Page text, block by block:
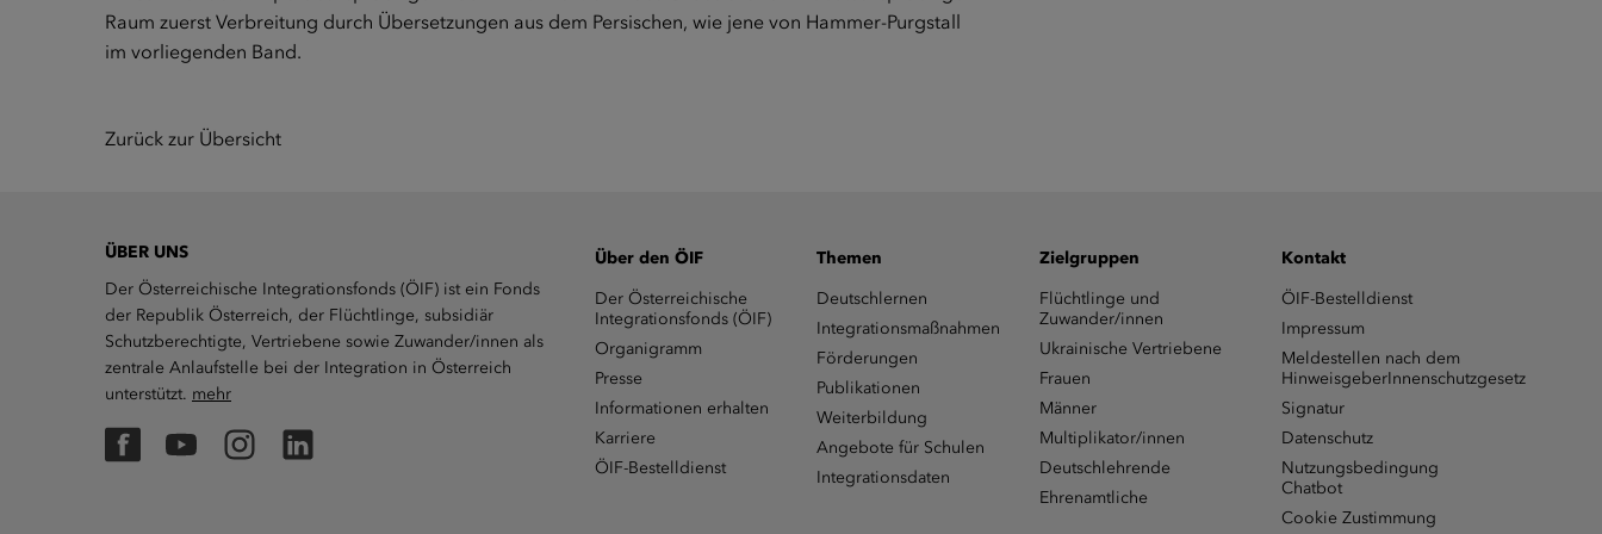
Raum zuerst Verbreitung durch Übersetzungen aus dem Persischen, wie jene von Hammer-Purgstall
im vorliegenden Band.
Zurück zur Übersicht
ÜBER UNS
Der Österreichische Integrationsfonds (ÖIF) ist ein Fonds
der Republik Österreich, der Flüchtlinge, subsidiär
Schutzberechtigte, Vertriebene sowie Zuwander/innen als
zentrale Anlaufstelle bei der Integration in Österreich
unterstützt. mehr
FacebookYouTubeInstagramLinkedIn
Über den ÖIF
Der Österreichische
Integrationsfonds (ÖIF)
Organigramm
Presse
Informationen erhalten
Karriere
ÖIF-Bestelldienst
Themen
Deutschlernen
Integrationsmaßnahmen
Förderungen
Publikationen
Weiterbildung
Angebote für Schulen
Integrationsdaten
Zielgruppen
Flüchtlinge und
Zuwander/innen
Ukrainische Vertriebene
Frauen
Männer
Multiplikator/innen
Deutschlehrende
Ehrenamtliche
Kontakt
ÖIF-Bestelldienst
Impressum
Meldestellen nach dem
HinweisgeberInnenschutzgesetz
Signatur
Datenschutz
Nutzungsbedingung
Chatbot
Cookie Zustimmung